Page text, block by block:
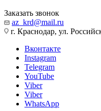
Заказать звонок
az_krd@mail.ru
г. Краснодар, ул.
Вконтакте
Instagram
Telegram
YouTube
Viber
Viber
WhatsApp